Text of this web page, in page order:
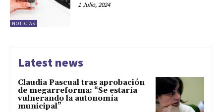
NOTICIAS
1 Julio, 2024
Latest news
Claudia Pascual tras aprobación
de megarreforma: “Se estaría
vulnerando la autonomía
municipal”